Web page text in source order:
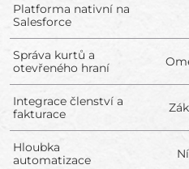
Platforma nativní na
Salesforce
Správa kurtů a
otevřeného hraní
Integrace členství a
fakturace
Hloubka
automatizace